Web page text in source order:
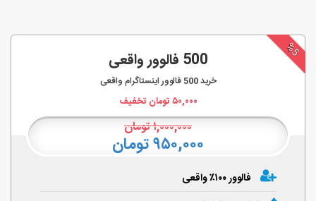
%5 500 فالوور واقعی
خرید500فالوور اینستاگرام واقعی
۵۰,۰۰۰تومان تخفیف
۱,۰۰۰,۰۰۰تومان
۹۵۰,۰۰۰ تومان
فالوور ۱۰۰٪ واقعی